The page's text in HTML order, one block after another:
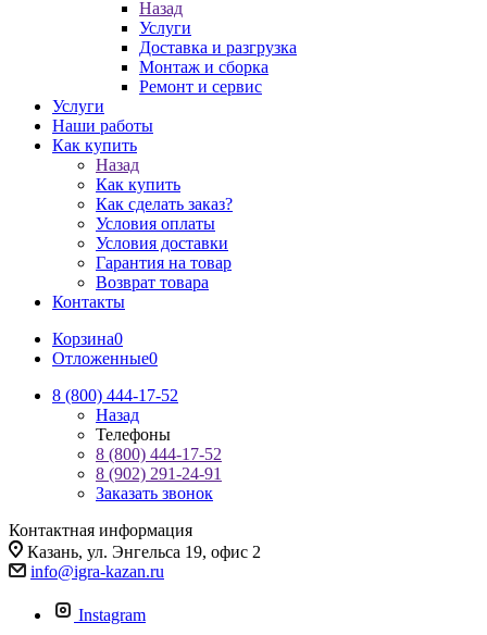
Назад
Услуги
Доставка и разгрузка
Монтаж и сборка
Ремонт и сервис
Услуги
Наши работы
Как купить
Назад
Как купить
Как сделать заказ?
Условия оплаты
Условия доставки
Гарантия на товар
Возврат товара
Контакты
Корзина0
Отложенные0
8 (800) 444-17-52
Назад
Телефоны
8 (800) 444-17-52
8 (902) 291-24-91
Заказать звонок
Контактная информация
Казань, ул. Энгельса 19, офис 2
info@igra-kazan.ru
Instagram